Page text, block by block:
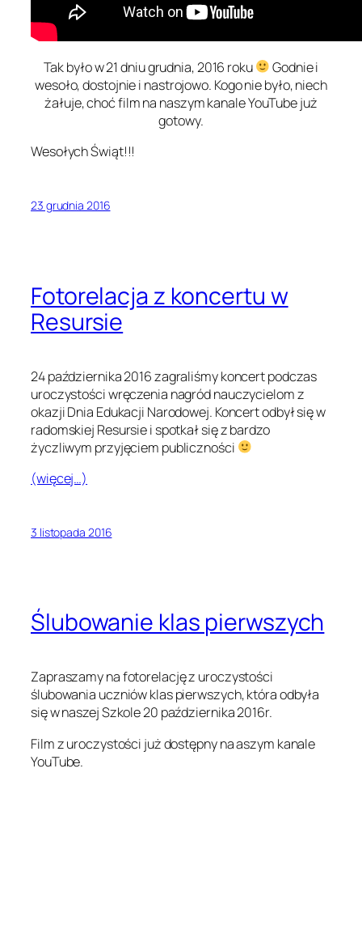
Tak było w 21 dniu grudnia, 2016 roku
Godnie i
wesoło, dostojnie i nastrojowo. Kogo nie było, niech
żałuje, choć film na naszym kanale YouTube już
gotowy.
Wesołych Świąt!!!
23 grudnia 2016
Fotorelacja z koncertu w
Resursie
24 października 2016 zagraliśmy koncert podczas
uroczystości wręczenia nagród nauczycielom z
okazji Dnia Edukacji Narodowej. Koncert odbył się w
radomskiej Resursie i spotkał się z bardzo
życzliwym przyjęciem publiczności
(więcej…)
3 listopada 2016
Ślubowanie klas pierwszych
Zapraszamy na fotorelację z uroczystości
ślubowania uczniów klas pierwszych, która odbyła
się w naszej Szkole 20 października 2016r.
Film z uroczystości już dostępny na aszym kanale
YouTube.